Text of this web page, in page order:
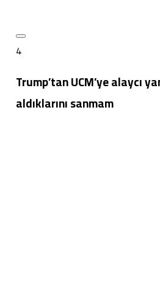
4
Trump’tan UCM’ye alaycı
aldıklarını sanmam